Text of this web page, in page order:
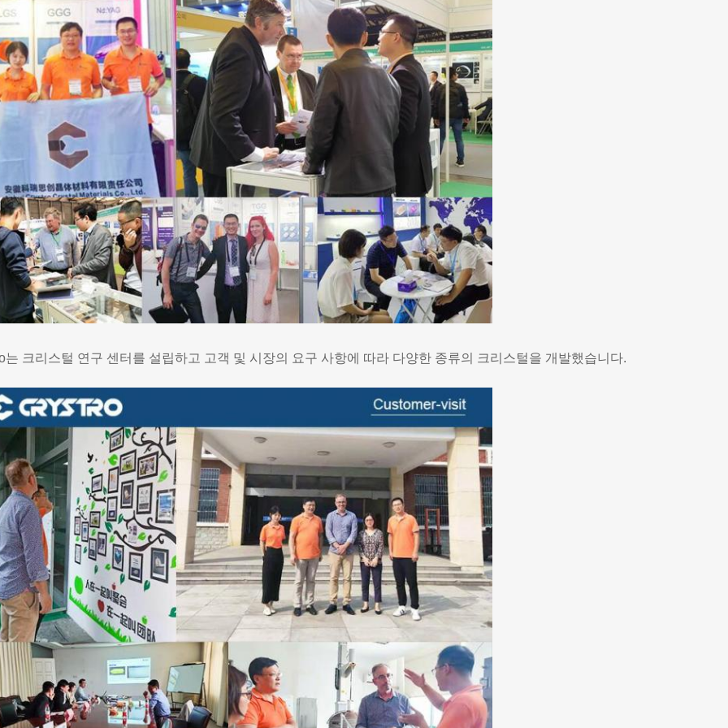
는 크리스털 연구 센터를 설립하고 고객 및 시장의 요구 사항에 따라 다양한 종류의 크리스털을 개발했습니다.